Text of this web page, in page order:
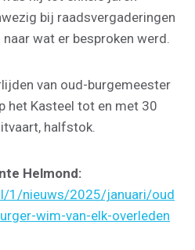
bij raadsvergaderingen
wat er besproken werd.
van oud-burgemeester
het Kasteel tot en met 30
halfstok.
Helmond:
1/nieuws/2025/januari/oud
wim-van-elk-overleden